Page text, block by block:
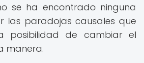
se ha encontrado ninguna
las paradojas causales que
posibilidad de cambiar el
manera.